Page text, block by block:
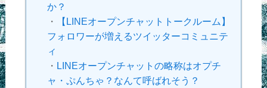
か？
・
【LINEオープンチャットトークルーム】
フォロワーが増えるツイッターコミュニテ
ィ
・ LINEオープンチャットの略称はオプチ
ャ・ぷんちゃ？なんて呼ばれそう？